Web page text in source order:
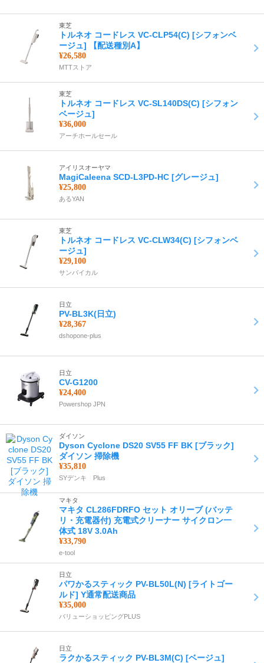
東芝
トルネオ コードレス VC-CLP54(C) [シフォンベ
ージュ] 【配送種別A】
¥26,580
MTTストア
東芝
トルネオ コードレス VC-SL140DS(C) [シフォン
ベージュ]
¥36,000
アーチホールセール
アイリスオーヤマ
MagiCaleena SCD-L3PD-HC [グレージュ]
¥25,800
あるYAN
東芝
トルネオ コードレス VC-CLW34(C) [シフォンベ
ージュ]
¥29,100
サンバイカル
日立
PV-BL3K(日立)
¥28,367
dshopone-plus
日立
CV-G1200
¥24,400
Powershop JPN
ダイソン
Dyson Cyclone DS20 SV55 FF BK [ブラック]
ダイソン 掃除機
¥35,810
SYデンキ Plus
マキタ
マキタ CL286FDRFO セット オリーブ (バッテ
リ・充電器付) 充電式クリーナー サイクロン一
体式 18V 3.0Ah
¥33,790
e-tool
日立
パワかるスティック PV-BL50L(N) [ライトゴー
ルド] Y通常配送商品
¥35,000
バリューショッピングPLUS
日立
ラクかるスティック PV-BL3M(C) [ベージュ]